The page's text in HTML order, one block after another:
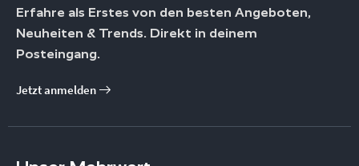
Erfahre als Erstes von den besten Angeboten,
Neuheiten & Trends. Direkt in deinem
Posteingang.
Jetzt anmelden